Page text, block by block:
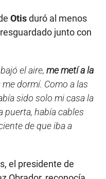
Otisduró al menos
junto con
el aire, me metí a la
me dormí. Como a las
sido solo mi casa la
puerta, había cables
de que iba a
el presidente de